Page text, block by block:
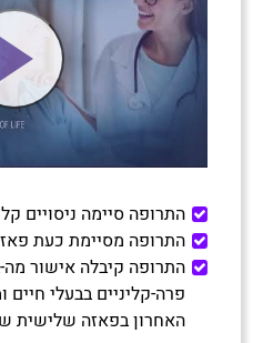
התרופה סיימה ניסויים
התרופה מסיימת כעת
פרה-קליניים בבעלי
האחרון בפאזה שלישית